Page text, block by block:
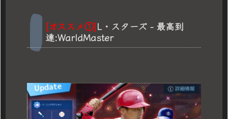
[オススメ①]L・スターズ - 最高到
達:WarldMaster